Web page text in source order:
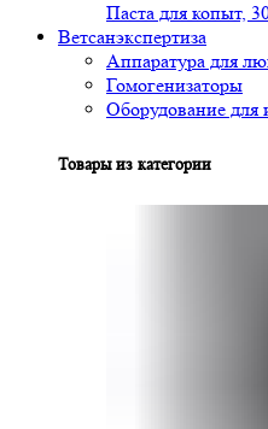
Паста для копыт,
Ветсанэкспертиза
Аппаратура для
Гомогенизаторы
Оборудование для
Товары из категории